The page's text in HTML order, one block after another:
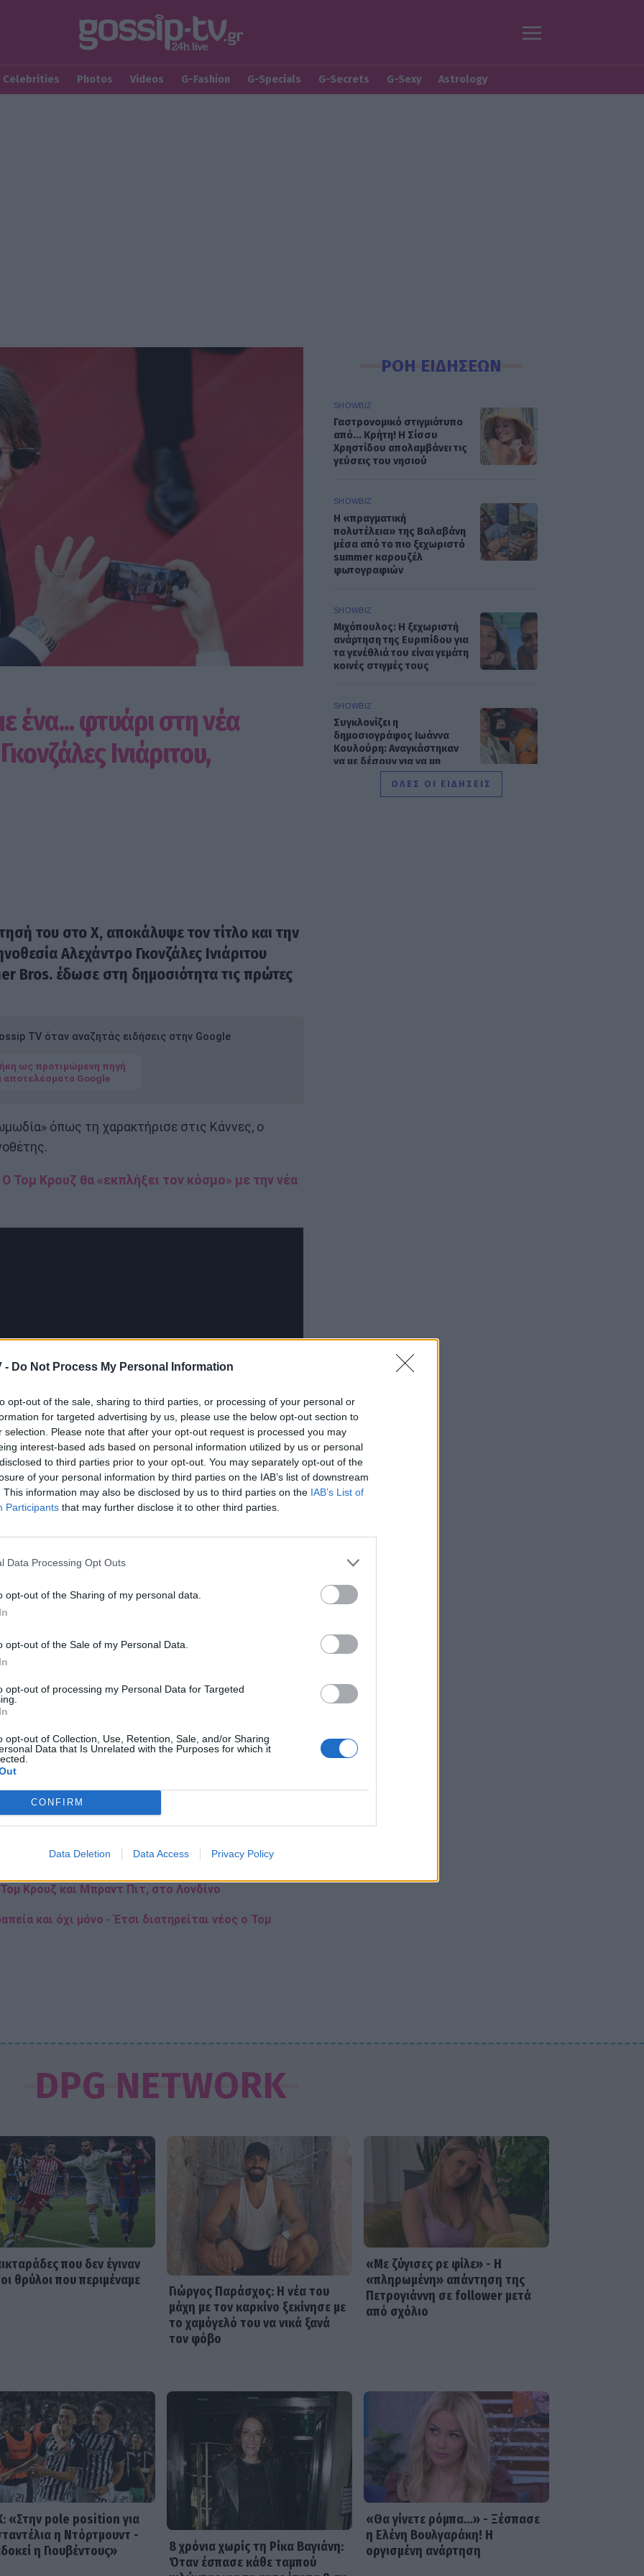
- Do Not Process My Personal Information
opt-out of the sale, sharing to third parties, or processing of your personal or
for targeted advertising by us, please use the below opt-out section to
selection. Please note that after your opt-out request is processed you may
interest-based ads based on personal information utilized by us or personal
to third parties prior to your opt-out. You may separately opt-out of the
of your personal information by third parties on the IAB’s list of downstream
This information may also be disclosed by us to third parties on the IAB’s List of
Participants that may further disclose it to other third parties.
Data Processing Opt Outs
opt-out of the Sharing of my personal data.
opt-out of the Sale of my Personal Data.
opt-out of processing my Personal Data for Targeted
opt-out of Collection, Use, Retention, Sale, and/or Sharing
Data that Is Unrelated with the Purposes for which it
CONFIRM
Data Deletion Data Access Privacy Policy
Celebrities Photos Videos G-Fashion G-Specials G-Secrets G-Sexy Astrology
ένα... φτυάρι στη νέα
Ινιάριτου,
του στο X, αποκάλυψε τον τίτλο και την
Αλεχάντρο Γκονζάλες Ινιάριτου
Bros. έδωσε στη δημοσιότητα τις πρώτες
TV όταν αναζητάς ειδήσεις στην Google
ως προτιμώμενη πηγή
αποτελέσματα Google
όπως τη χαρακτήρισε στις Κάννες, ο
Ο Τομ Κρουζ θα «εκπλήξει τον κόσμο» με την νέα
Σάντρα Χιούλερ (Sandra Huller), Τζέσι Πλέμονς
Σόφι Ουάιλντ (Sophie Wilde), Έμα Ντ'άρσι (Emma
και των συν-σεναριογράφων του «Birdman»,
Νίκολας Τζιακομπόνε (Nicolas Giacobone) και
για μια «κωμωδία καταστροφικών
σχέση με τον πατέρα του
Κρουζ και Μπραντ Πιτ, στο Λονδίνο
και όχι μόνο - Έτσι διατηρείται νέος ο Τομ
ΡΟΗ ΕΙΔΗΣΕΩΝ
SHOWBIZ
Γαστρονομικό στιγμιότυπο
από... Κρήτη! Η Σίσσυ
Χρηστίδου απολαμβάνει τις
γεύσεις του νησιού
SHOWBIZ
Η «πραγματική
πολυτέλεια» της Βαλαβάνη
μέσα από το πιο ξεχωριστό
summer καρουζέλ
φωτογραφιών
SHOWBIZ
Μιχόπουλος: Η ξεχωριστή
ανάρτηση της Ευριπίδου για
τα γενέθλιά του είναι γεμάτη
κοινές στιγμές τους
SHOWBIZ
Συγκλονίζει η
δημοσιογράφος Ιωάννα
Κουλούρη: Αναγκάστηκαν
να με δέσουν για να μη
βλάψω τον εαυτό μου
Η Ρούλα Κορομηλά
το elegant chic look της
SHOWBIZ
«Θα γίνετε ρόμπα…» -
Ξέσπασε η Ελένη
ανάρτηση
Τροστ–Ραγίζουν καρδιές τα
«Όλα φαντάζουν μάταια»
SHOWBIZ
ψυχολογικά ένιωσα
περίεργα, τα συναισθήματα
MEDIA
Τζωρτζίνα Μαλλιαρόζη
στην πρωινή ενημέρωση
Γιώτα Κηπουρού:
σύζυγο και τον 10 μηνών γιο
Ακύρωσε live εμφάνιση η
φαρυγγίτιδας - Ζήτησε
θαυμαστές της
Δανάη Μπάρκα: Η
αποστομωτική απάντηση με
χιούμορ για το σχόλιο περί
πλαστικής στο Instagram
ΟΛΕΣ ΟΙ ΕΙΔΗΣΕΙΣ
DPG NETWORK
που δεν έγιναν
θρύλοι που περιμέναμε
Γιώργος Παράσχος: Η νέα του
μάχη με τον καρκίνο ξεκίνησε με
το χαμόγελό του να νικά ξανά
τον φόβο
«Με ζύγισες ρε φίλε» - H
«πληρωμένη» απάντηση της
Πετρογιάννη σε follower μετά
από σχόλιο
«Στην pole position για
η Ντόρτμουντ -
η Γιουβέντους»
8 χρόνια χωρίς τη Ρίκα Βαγιάνη:
Όταν έσπασε κάθε ταμπού
«Θα γίνετε ρόμπα…» - Ξέσπασε
η Ελένη Βουλγαράκη! Η
οργισμένη ανάρτηση